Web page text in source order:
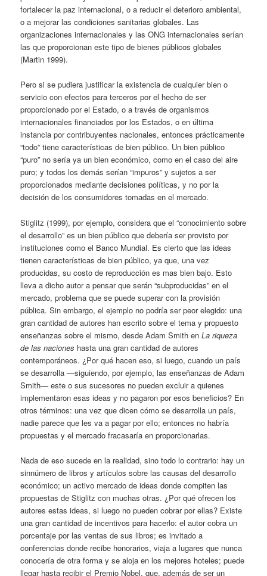
fortalecer la paz internacional, o a reducir el deterioro ambiental,
o a mejorar las condiciones sanitarias globales. Las
organizaciones internacionales y las ONG internacionales serían
las que proporcionan este tipo de bienes públicos globales
(Martin 1999).
Pero si se pudiera justificar la existencia de cualquier bien o
servicio con efectos para terceros por el hecho de ser
proporcionado por el Estado, o a través de organismos
internacionales financiados por los Estados, o en última
instancia por contribuyentes nacionales, entonces prácticamente
“todo” tiene características de bien público. Un bien público
“puro” no sería ya un bien económico, como en el caso del aire
puro; y todos los demás serían “impuros” y sujetos a ser
proporcionados mediante decisiones políticas, y no por la
decisión de los consumidores tomadas en el mercado.
Stiglitz (1999), por ejemplo, considera que el “conocimiento sobre
el desarrollo” es un bien público que debería ser provisto por
instituciones como el Banco Mundial. Es cierto que las ideas
tienen características de bien público, ya que, una vez
producidas, su costo de reproducción es mas bien bajo. Esto
lleva a dicho autor a pensar que serán “subproducidas” en el
mercado, problema que se puede superar con la provisión
pública. Sin embargo, el ejemplo no podría ser peor elegido: una
gran cantidad de autores han escrito sobre el tema y propuesto
enseñanzas sobre el mismo, desde Adam Smith enLa riqueza
de las naciones hasta una gran cantidad de autores
contemporáneos. ¿Por qué hacen eso, si luego, cuando un país
se desarrolla —siguiendo, por ejemplo, las enseñanzas de Adam
Smith— este o sus sucesores no pueden excluir a quienes
implementaron esas ideas y no pagaron por esos beneficios? En
otros términos: una vez que dicen cómo se desarrolla un país,
nadie parece que les va a pagar por ello; entonces no habría
propuestas y el mercado fracasaría en proporcionarlas.
Nada de eso sucede en la realidad, sino todo lo contrario: hay un
sinnúmero de libros y artículos sobre las causas del desarrollo
económico; un activo mercado de ideas donde compiten las
propuestas de Stiglitz con muchas otras. ¿Por qué ofrecen los
autores estas ideas, si luego no pueden cobrar por ellas? Existe
una gran cantidad de incentivos para hacerlo: el autor cobra un
porcentaje por las ventas de sus libros; es invitado a
conferencias donde recibe honorarios, viaja a lugares que nunca
conocería de otra forma y se aloja en los mejores hoteles; puede
llegar hasta recibir el Premio Nobel, que, además de ser un